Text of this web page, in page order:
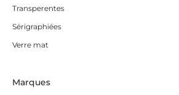
Transperentes
Sérigraphiées
Verre mat
Marques